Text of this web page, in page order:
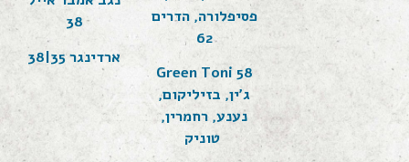
פסיפלורה, הדרים
62
Green Toni 58
ג'ין, בזיליקום,
נענע, רחמרין,
38
ארדינגר 35|38